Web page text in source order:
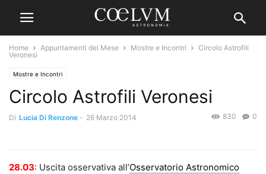
Home Appuntamenti del Mese Mostre e Incontri
Circolo Astrofili
Veronesi
Mostre e Incontri
Circolo Astrofili Veronesi
Di Lucia Di Renzone - 26 Marzo 2014 0
830
28.03: Uscita osservativa all’Osservatorio Astronomico